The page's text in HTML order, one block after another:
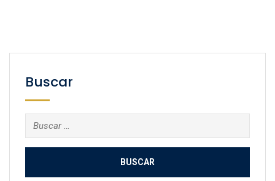
Buscar
Buscar: